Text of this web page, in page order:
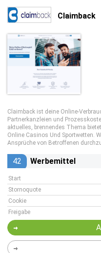
Claimback
Claimback ist deine Online-
Partnerkanzleien und
aktuelles, brennendes Thema
Online Casinos Und Sportwetten.
Ansprüche von Betroffenen
42 Werbemittel
Start
Stornoquote
Cookie
Freigabe